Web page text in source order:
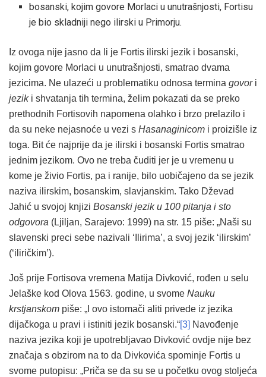
bosanski, kojim govore Morlaci u unutrašnjosti, Fortisu
je bio skladniji nego ilirski u Primorju.
Iz ovoga nije jasno da li je Fortis ilirski jezik i bosanski,
kojim govore Morlaci u unutrašnjosti, smatrao dvama
jezicima. Ne ulazeći u problematiku odnosa termina govori
jeziki shvatanja tih termina, želim pokazati da se preko
prethodnih Fortisovih napomena olahko i brzo prelazilo i
da su neke nejasnoće u vezi s Hasanaginicom i proizišle iz
toga. Bit će najprije da je ilirski i bosanski Fortis smatrao
jednim jezikom. Ovo ne treba čuditi jer je u vremenu u
kome je živio Fortis, pa i ranije, bilo uobičajeno da se jezik
naziva ilirskim, bosanskim, slavjanskim. Tako Dževad
Jahić u svojoj knjizi Bosanski jezik u 100 pitanja i sto
odgovora (Ljiljan, Sarajevo: 1999) na str. 15 piše: „Naši su
slavenski preci sebe nazivali ‘Ilirima’, a svoj jezik ‘ilirskim’
(‘iliričkim’).
Još prije Fortisova vremena Matija Divković, rođen u selu
Jelaške kod Olova 1563. godine, u svome Nauku
krstjanskom piše: „I ovo istomači aliti privede iz jezika
dijačkoga u pravi i istiniti jezik bosanski.“[3] Navođenje
naziva jezika koji je upotrebljavao Divković ovdje nije bez
značaja s obzirom na to da Divkovića spominje Fortis u
svome putopisu: „Priča se da su se u početku ovog stoljeća